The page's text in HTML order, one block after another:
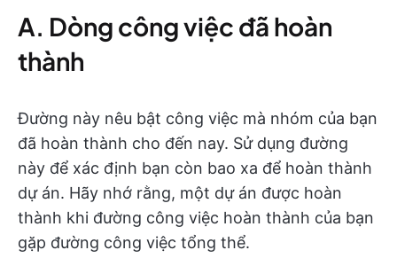
A. Dòng công việc đã hoàn
thành
Đường này nêu bật công việc mà nhóm của bạn
đã hoàn thành cho đến nay. Sử dụng đường
này để xác định bạn còn bao xa để hoàn thành
dự án. Hãy nhớ rằng, một dự án được hoàn
thành khi đường công việc hoàn thành của bạn
gặp đường công việc tổng thể.